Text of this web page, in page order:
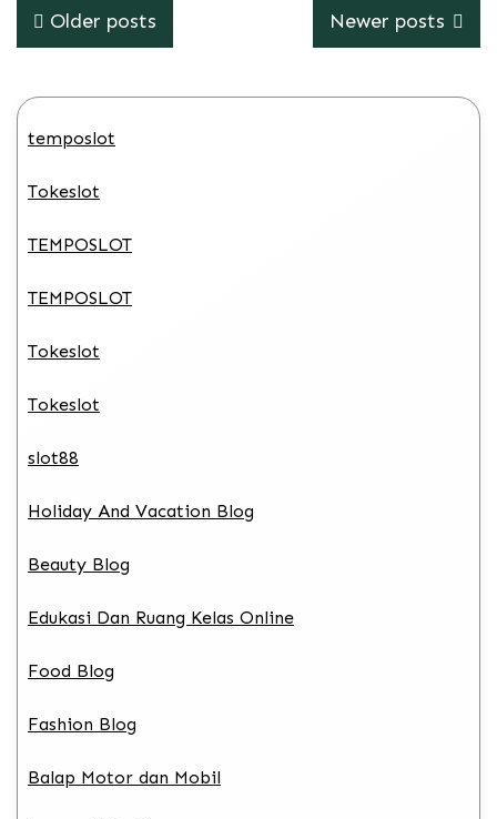
Posts
navigation
Older posts Newer posts
temposlot
Tokeslot
TEMPOSLOT
TEMPOSLOT
Tokeslot
Tokeslot
slot88
Holiday And Vacation Blog
Beauty Blog
Edukasi Dan Ruang Kelas Online
Food Blog
Fashion Blog
Balap Motor dan Mobil